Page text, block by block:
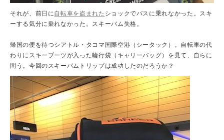
それが、前日に自転車を盗まれた ショックでバスに乗れなかった。スキ
ーする気分に乗れなかった。スキーバム失格。
帰国の便を待つシアトル・タコマ国際空港（シータック）。自転車の代
わりにスキーブーツが入った輪行袋（キャリーバッグ）を見て、自らに
問う。今回のスキーバムトリップは成功したのだろうか？